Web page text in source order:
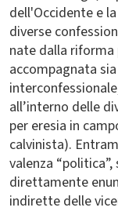
dell'Occidente e
diverse
nate dalla
accompagnata
all’interno delle
per eresia in
calvinista).
valenza
direttamente
indirette delle